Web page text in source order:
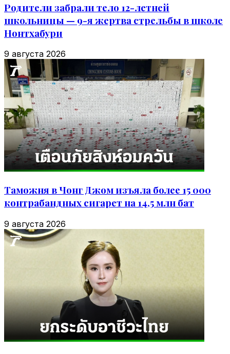
Родители забрали тело 12-летней
школьницы — 9-я жертва стрельбы в школе
Нонтхабури
9 августа 2026
Таможня в Чонг Джом изъяла более 15 000
контрабандных сигарет на 14,5 млн бат
9 августа 2026